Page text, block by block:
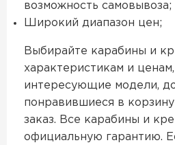
возможность самовывоза;
Широкий диапазон цен;
Выбирайте карабины и
характеристикам и
интересующие модели,
понравившиеся в
заказ. Все карабины и
официальную гарантию.